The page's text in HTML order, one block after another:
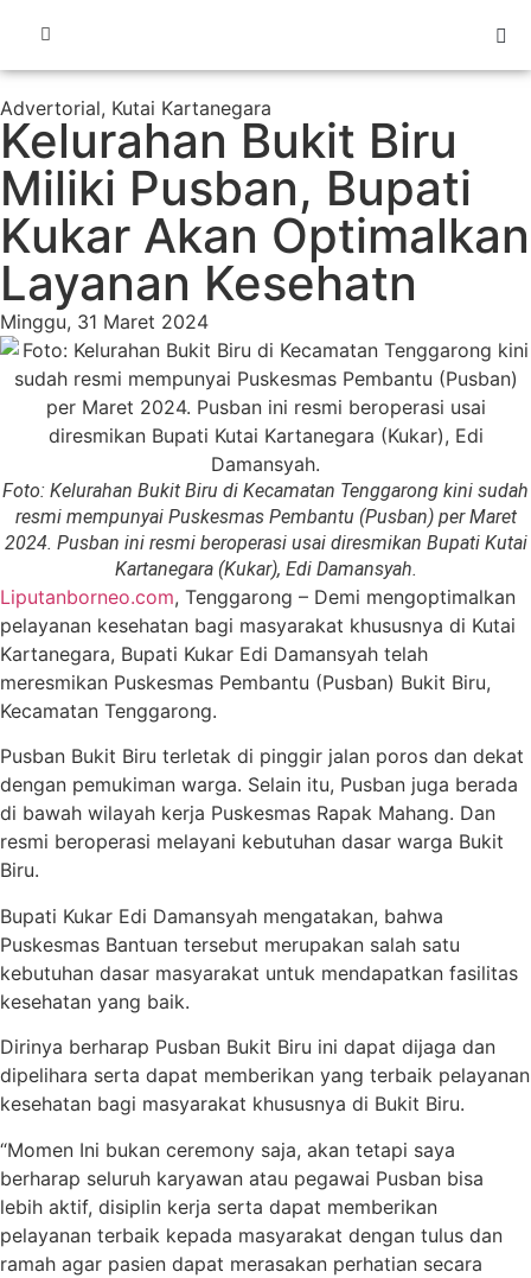
Advertorial, Kutai Kartanegara
Kelurahan Bukit Biru
Miliki Pusban, Bupati
Kukar Akan Optimalkan
Layanan Kesehatn
Minggu, 31 Maret 2024
Foto: Kelurahan Bukit Biru di Kecamatan Tenggarong kini sudah
resmi mempunyai Puskesmas Pembantu (Pusban) per Maret
2024. Pusban ini resmi beroperasi usai diresmikan Bupati Kutai
Kartanegara (Kukar), Edi Damansyah.
Liputanborneo.com, Tenggarong – Demi mengoptimalkan
pelayanan kesehatan bagi masyarakat khususnya di Kutai
Kartanegara, Bupati Kukar Edi Damansyah telah
meresmikan Puskesmas Pembantu (Pusban) Bukit Biru,
Kecamatan Tenggarong.
Pusban Bukit Biru terletak di pinggir jalan poros dan dekat
dengan pemukiman warga. Selain itu, Pusban juga berada
di bawah wilayah kerja Puskesmas Rapak Mahang. Dan
resmi beroperasi melayani kebutuhan dasar warga Bukit
Biru.
Bupati Kukar Edi Damansyah mengatakan, bahwa
Puskesmas Bantuan tersebut merupakan salah satu
kebutuhan dasar masyarakat untuk mendapatkan fasilitas
kesehatan yang baik.
Dirinya berharap Pusban Bukit Biru ini dapat dijaga dan
dipelihara serta dapat memberikan yang terbaik pelayanan
kesehatan bagi masyarakat khususnya di Bukit Biru.
“Momen Ini bukan ceremony saja, akan tetapi saya
berharap seluruh karyawan atau pegawai Pusban bisa
lebih aktif, disiplin kerja serta dapat memberikan
pelayanan terbaik kepada masyarakat dengan tulus dan
ramah agar pasien dapat merasakan perhatian secara